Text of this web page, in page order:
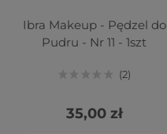
Ibra Makeup - Pędzel do
Pudru - Nr 11 - 1szt
2
35,00 zł